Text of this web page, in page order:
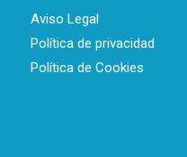
Aviso Legal
Política de privacidad
Política de Cookies